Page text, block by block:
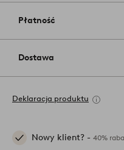
Płatność
Dostawa
Deklaracja produktu
Nowy klient? - 40%